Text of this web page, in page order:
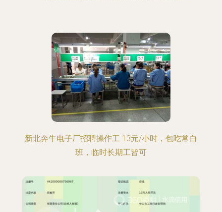
新北奔牛电子厂招聘操作工 13元/小时，包吃常白
班，临时长期工皆可